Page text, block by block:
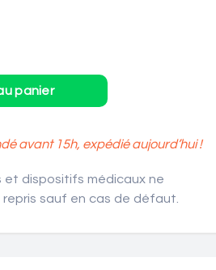
avant 15h, expédié aujourd’hui !
et dispositifs médicaux ne
sauf en cas de défaut.